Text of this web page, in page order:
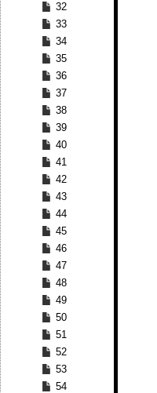
32
33
34
35
36
37
38
39
40
41
42
43
44
45
46
47
48
49
50
51
52
53
54